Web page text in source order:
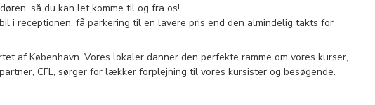
så du kan let komme til og fra os!
i receptionen, få parkering til en lavere pris end den almindelig takts for
af København. Vores lokaler danner den perfekte ramme om vores kurser,
CFL, sørger for lækker forplejning til vores kursister og besøgende.